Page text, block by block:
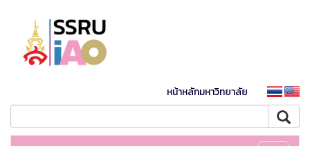
หน้าหลักมหาวิทยาลัย